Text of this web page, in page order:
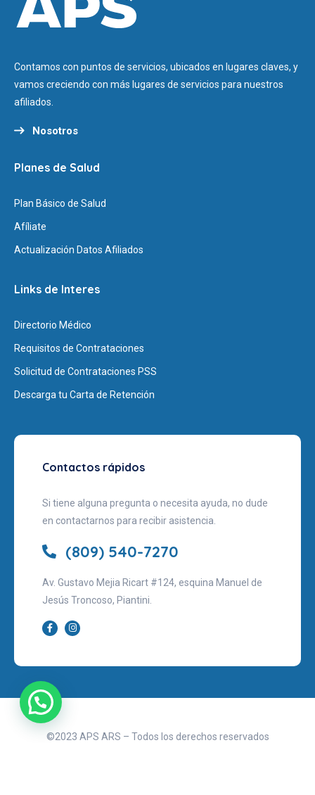
Contamos con puntos de servicios, ubicados en lugares claves, y
vamos creciendo con más lugares de servicios para nuestros
afiliados.
Nosotros
Planes de Salud
Plan Básico de Salud
Afíliate
Actualización Datos Afiliados
Links de Interes
Directorio Médico
Requisitos de Contrataciones
Solicitud de Contrataciones PSS
Descarga tu Carta de Retención
Contactos rápidos
Si tiene alguna pregunta o necesita ayuda, no dude
en contactarnos para recibir asistencia.
(809) 540-7270
Av. Gustavo Mejia Ricart #124, esquina Manuel de
Jesús Troncoso, Piantini.
©2023 APS ARS – Todos los derechos reservados